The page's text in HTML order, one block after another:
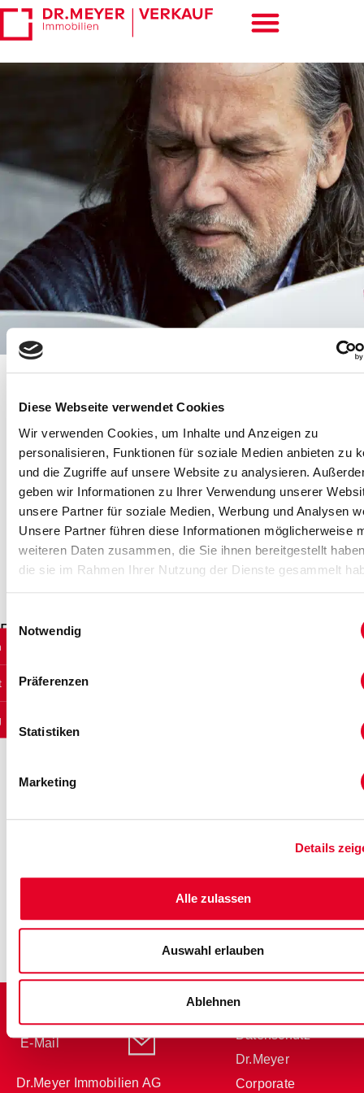
Diese Webseite verwendet Cookies
Wir verwenden Cookies, um Inhalte und Anzeigen zu
personalisieren, Funktionen für soziale Medien anbieten zu
und die Zugriffe auf unsere Website zu analysieren.
geben wir Informationen zu Ihrer Verwendung unserer
unsere Partner für soziale Medien, Werbung und Analysen
Unsere Partner führen diese Informationen möglicherweise
weiteren Daten zusammen, die Sie ihnen bereitgestellt
die sie im Rahmen Ihrer Nutzung der Dienste gesammelt
Notwendig
Präferenzen
Statistiken
Marketing
Details
Alle zulassen
Auswahl erlauben
Ablehnen
Verkaufs­
dokumentation
Wir stellen korrekte und vollständige
Verkaufsunterlagen zusammen –
Kaufinteressenten sowie
Finanzierungsinstitute schätzen unsere
professionelle Bereitstellung der
objektbezogenen Informationen.
Beispiel einer Verkaufs­dokumentation
031 996 42 11
E-Mail
Dr.Meyer Immobilien AG
Impressum
Datenschutz
Dr.Meyer
Corporate